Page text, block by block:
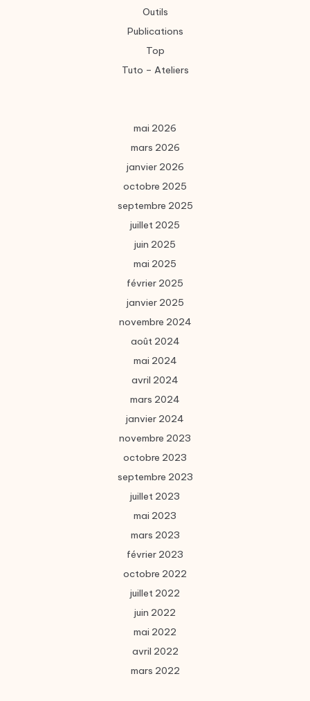
Outils
Publications
Top
Tuto – Ateliers
mai 2026
mars 2026
janvier 2026
octobre 2025
septembre 2025
juillet 2025
juin 2025
mai 2025
février 2025
janvier 2025
novembre 2024
août 2024
mai 2024
avril 2024
mars 2024
janvier 2024
novembre 2023
octobre 2023
septembre 2023
juillet 2023
mai 2023
mars 2023
février 2023
octobre 2022
juillet 2022
juin 2022
mai 2022
avril 2022
mars 2022